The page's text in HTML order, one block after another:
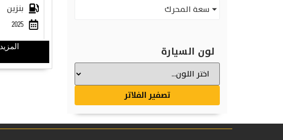
سعة المحرك
لون السيارة
تصفير الفلاتر
بنزين
2025